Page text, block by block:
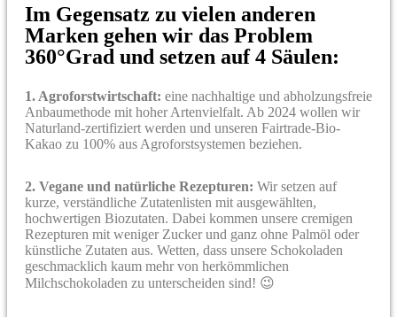
Im Gegensatz zu vielen anderen
Marken gehen wir das Problem
360°Grad und setzen auf 4 Säulen:
1. Agroforstwirtschaft: eine nachhaltige und abholzungsfreie
Anbaumethode mit hoher Artenvielfalt. Ab 2024 wollen wir
Naturland-zertifiziert werden und unseren Fairtrade-Bio-
Kakao zu 100% aus Agroforstsystemen beziehen.
2. Vegane und natürliche Rezepturen: Wir setzen auf
kurze, verständliche Zutatenlisten mit ausgewählten,
hochwertigen Biozutaten. Dabei kommen unsere cremigen
Rezepturen mit weniger Zucker und ganz ohne Palmöl oder
künstliche Zutaten aus. Wetten, dass unsere Schokoladen
geschmacklich kaum mehr von herkömmlichen
Milchschokoladen zu unterscheiden sind! 😉